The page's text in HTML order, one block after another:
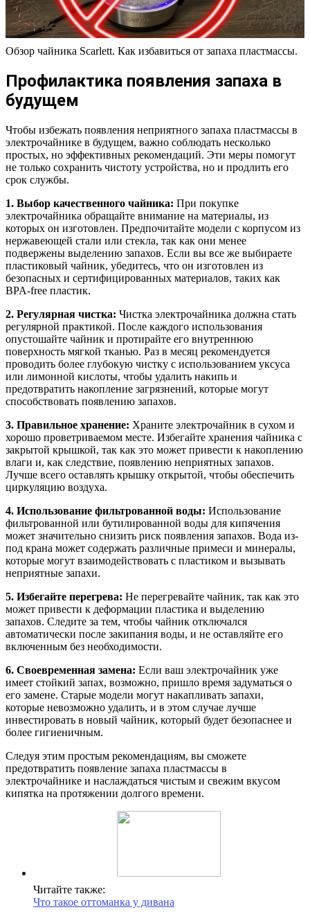
Обзор чайника Scarlett. Как избавиться от запаха пластмассы.
Профилактика появления запаха в
будущем
Чтобы избежать появления неприятного запаха пластмассы в
электрочайнике в будущем, важно соблюдать несколько
простых, но эффективных рекомендаций. Эти меры помогут
не только сохранить чистоту устройства, но и продлить его
срок службы.
1. Выбор качественного чайника: При покупке
электрочайника обращайте внимание на материалы, из
которых он изготовлен. Предпочитайте модели с корпусом из
нержавеющей стали или стекла, так как они менее
подвержены выделению запахов. Если вы все же выбираете
пластиковый чайник, убедитесь, что он изготовлен из
безопасных и сертифицированных материалов, таких как
BPA-free пластик.
2. Регулярная чистка: Чистка электрочайника должна стать
регулярной практикой. После каждого использования
опустошайте чайник и протирайте его внутреннюю
поверхность мягкой тканью. Раз в месяц рекомендуется
проводить более глубокую чистку с использованием уксуса
или лимонной кислоты, чтобы удалить накипь и
предотвратить накопление загрязнений, которые могут
способствовать появлению запахов.
3. Правильное хранение: Храните электрочайник в сухом и
хорошо проветриваемом месте. Избегайте хранения чайника с
закрытой крышкой, так как это может привести к накоплению
влаги и, как следствие, появлению неприятных запахов.
Лучше всего оставлять крышку открытой, чтобы обеспечить
циркуляцию воздуха.
4. Использование фильтрованной воды: Использование
фильтрованной или бутилированной воды для кипячения
может значительно снизить риск появления запахов. Вода из-
под крана может содержать различные примеси и минералы,
которые могут взаимодействовать с пластиком и вызывать
неприятные запахи.
5. Избегайте перегрева: Не перегревайте чайник, так как это
может привести к деформации пластика и выделению
запахов. Следите за тем, чтобы чайник отключался
автоматически после закипания воды, и не оставляйте его
включенным без необходимости.
6. Своевременная замена: Если ваш электрочайник уже
имеет стойкий запах, возможно, пришло время задуматься о
его замене. Старые модели могут накапливать запахи,
которые невозможно удалить, и в этом случае лучше
инвестировать в новый чайник, который будет безопаснее и
более гигиеничным.
Следуя этим простым рекомендациям, вы сможете
предотвратить появление запаха пластмассы в
электрочайнике и наслаждаться чистым и свежим вкусом
кипятка на протяжении долгого времени.
Читайте также:
Что такое оттоманка у дивана